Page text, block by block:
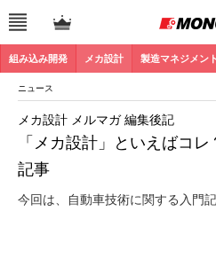
組み込み開発 メカ設計 製造マネジメント
ニュース
「メカ設計」といえばコ
記事
メカ設計 メルマガ 編集後記
今回は、自動車技術に関する入門